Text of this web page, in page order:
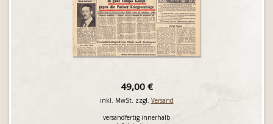
49,00 €
inkl. MwSt. zzgl. Versand
versandfertig innerhalb